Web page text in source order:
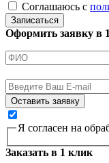
Соглашаюсь с
Записаться
Оформить заявку в
Я согласен на
Заказать в 1 клик